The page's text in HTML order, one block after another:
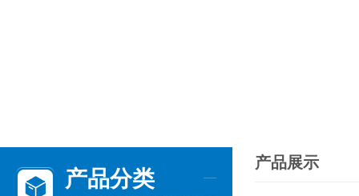
产品分类
产品展示